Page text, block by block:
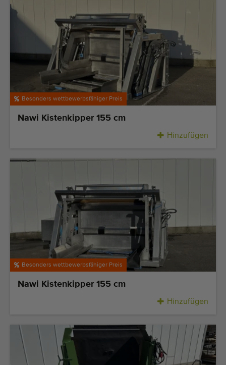
Besonders wettbewerbsfähiger Preis
Nawi Kistenkipper 155 cm
Hinzufügen
Besonders wettbewerbsfähiger Preis
Nawi Kistenkipper 155 cm
Hinzufügen